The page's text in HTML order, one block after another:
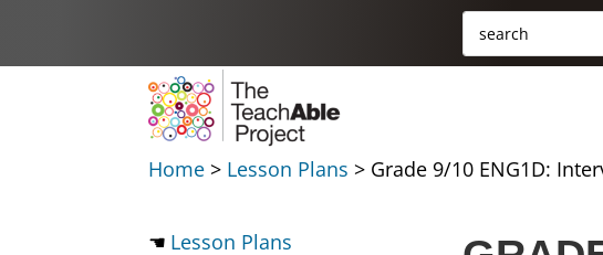
Rechercher :
Search
for...
Home > Lesson Plans > Grade 9/10 ENG1D:
Lesson Plans